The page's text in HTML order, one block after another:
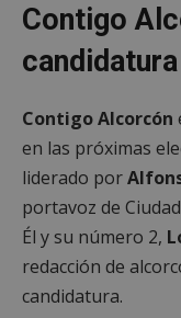
Contigo
Contigo Alcorcón
en las próximas
liderado por
portavoz de
Él y su número 2,
redacción de
candidatura.